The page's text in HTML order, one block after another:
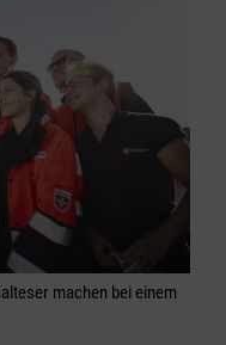
machen bei einem